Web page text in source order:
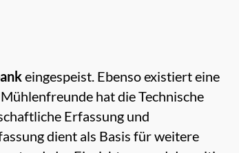
eingespeist. Ebenso existiert eine
hat die Technische
Erfassung und
dient als Basis für weitere